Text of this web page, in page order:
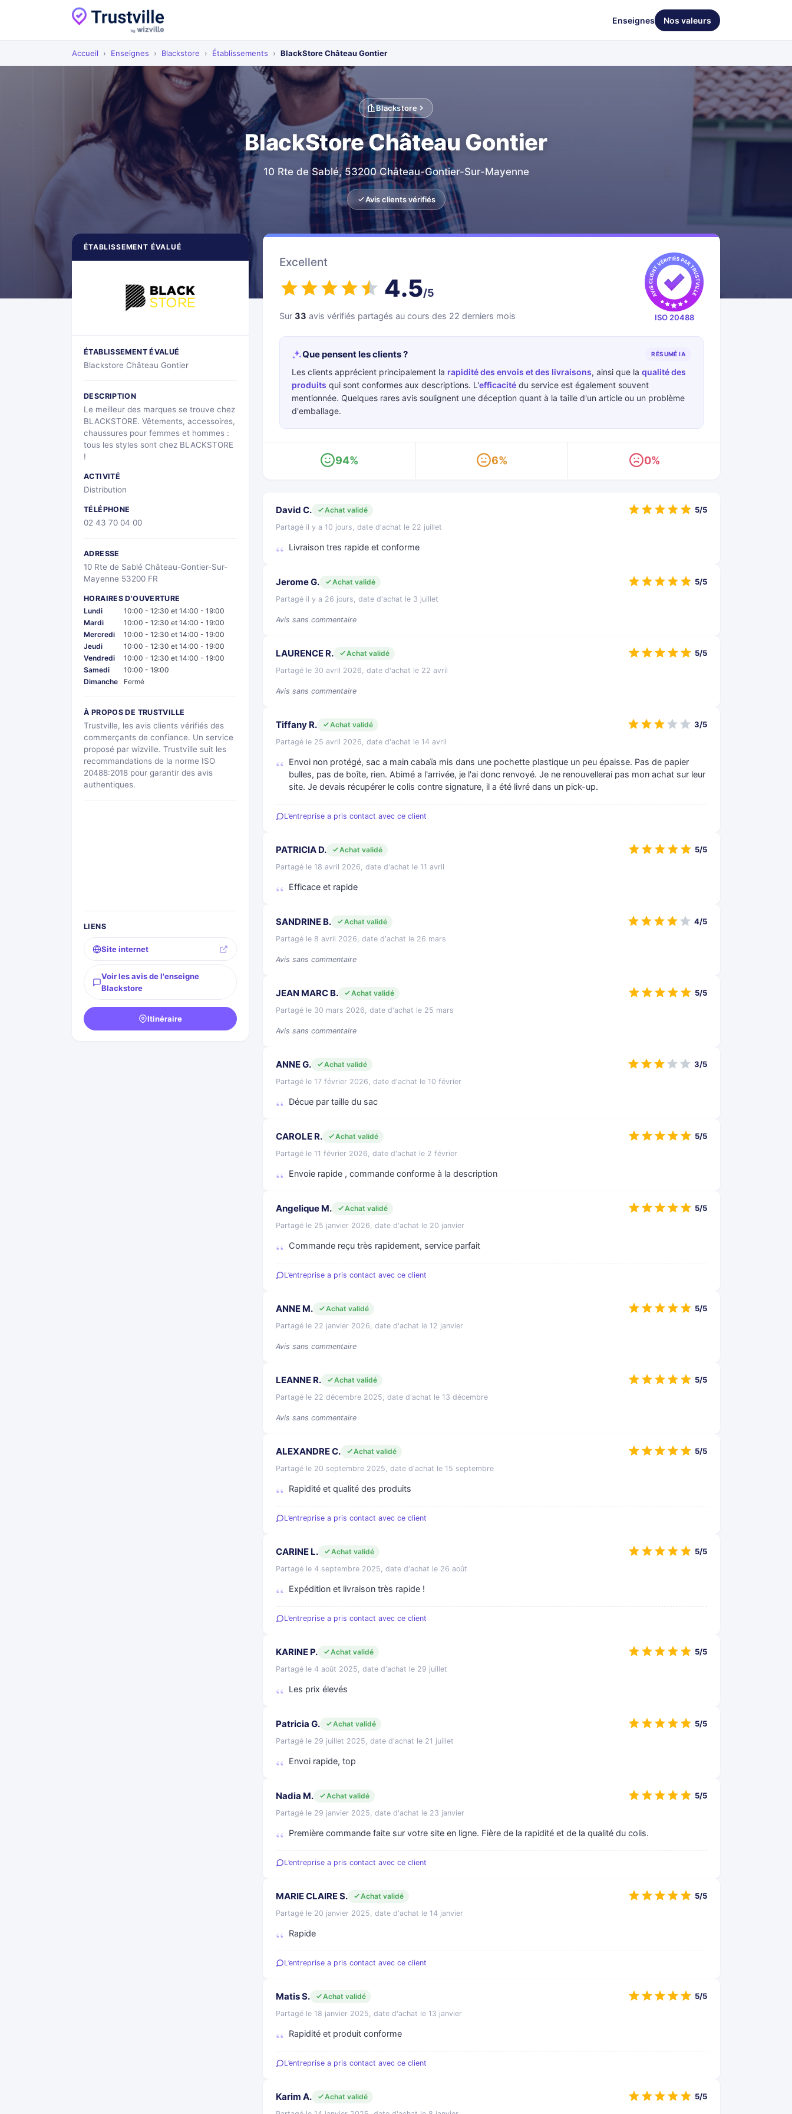
Enseignes Nos valeurs
Accueil › Enseignes › Blackstore › Établissements › BlackStore Château Gontier
Blackstore
BlackStore Château Gontier
10 Rte de Sablé, 53200 Château-Gontier-Sur-Mayenne
Avis clients vérifiés
ÉTABLISSEMENT ÉVALUÉ
ÉTABLISSEMENT ÉVALUÉ
Blackstore Château Gontier
DESCRIPTION
Le meilleur des marques se trouve chez
BLACKSTORE. Vêtements, accessoires,
chaussures pour femmes et hommes :
tous les styles sont chez BLACKSTORE
!
ACTIVITÉ
Distribution
TÉLÉPHONE
02 43 70 04 00
ADRESSE
10 Rte de Sablé Château-Gontier-Sur-
Mayenne 53200 FR
HORAIRES D'OUVERTURE
Lundi
10:00 - 12:30 et 14:00 - 19:00
Mardi
10:00 - 12:30 et 14:00 - 19:00
Mercredi
10:00 - 12:30 et 14:00 - 19:00
Jeudi
10:00 - 12:30 et 14:00 - 19:00
Vendredi
10:00 - 12:30 et 14:00 - 19:00
Samedi
10:00 - 19:00
Dimanche
Fermé
À PROPOS DE TRUSTVILLE
Trustville, les avis clients vérifiés des
commerçants de confiance. Un service
proposé par wizville. Trustville suit les
recommandations de la norme ISO
20488:2018 pour garantir des avis
authentiques.
LIENS
Site internet
Voir les avis de l'enseigne
Blackstore
Itinéraire
Excellent
4.5/5
Sur 33 avis vérifiés partagés au cours des 22 derniers mois ISO 20488
Que pensent les clients ? RÉSUMÉ IA
Les clients apprécient principalement la rapidité des envois et des livraisons, ainsi que la qualité des
produits qui sont conformes aux descriptions. L'efficacité du service est également souvent
mentionnée. Quelques rares avis soulignent une déception quant à la taille d'un article ou un problème
d'emballage.
94% 6% 0%
David C.
Achat validé
Partagé il y a 10 jours, date d'achat le 22 juillet
Livraison tres rapide et conforme
5/5
Jerome G.
Achat validé
Partagé il y a 26 jours, date d'achat le 3 juillet
Avis sans commentaire
5/5
LAURENCE R.
Achat validé
Partagé le 30 avril 2026, date d'achat le 22 avril
Avis sans commentaire
5/5
Tiffany R.
Achat validé
Partagé le 25 avril 2026, date d'achat le 14 avril
Envoi non protégé, sac a main cabaïa mis dans une pochette plastique un peu épaisse. Pas de papier
bulles, pas de boîte, rien. Abimé a l'arrivée, je l'ai donc renvoyé. Je ne renouvellerai pas mon achat sur leur
site. Je devais récupérer le colis contre signature, il a été livré dans un pick-up.
3/5
L’entreprise a pris contact avec ce client
PATRICIA D.
Achat validé
Partagé le 18 avril 2026, date d'achat le 11 avril
Efficace et rapide
5/5
SANDRINE B.
Achat validé
Partagé le 8 avril 2026, date d'achat le 26 mars
Avis sans commentaire
4/5
JEAN MARC B.
Achat validé
Partagé le 30 mars 2026, date d'achat le 25 mars
Avis sans commentaire
5/5
ANNE G.
Achat validé
Partagé le 17 février 2026, date d'achat le 10 février
Décue par taille du sac
3/5
CAROLE R.
Achat validé
Partagé le 11 février 2026, date d'achat le 2 février
Envoie rapide , commande conforme à la description
5/5
Angelique M.
Achat validé
Partagé le 25 janvier 2026, date d'achat le 20 janvier
Commande reçu très rapidement, service parfait
5/5
L’entreprise a pris contact avec ce client
ANNE M.
Achat validé
Partagé le 22 janvier 2026, date d'achat le 12 janvier
Avis sans commentaire
5/5
LEANNE R.
Achat validé
Partagé le 22 décembre 2025, date d'achat le 13 décembre
Avis sans commentaire
5/5
ALEXANDRE C.
Achat validé
Partagé le 20 septembre 2025, date d'achat le 15 septembre
Rapidité et qualité des produits
5/5
L’entreprise a pris contact avec ce client
CARINE L.
Achat validé
Partagé le 4 septembre 2025, date d'achat le 26 août
Expédition et livraison très rapide !
5/5
L’entreprise a pris contact avec ce client
KARINE P.
Achat validé
Partagé le 4 août 2025, date d'achat le 29 juillet
Les prix élevés
5/5
Patricia G.
Achat validé
Partagé le 29 juillet 2025, date d'achat le 21 juillet
Envoi rapide, top
5/5
Nadia M.
Achat validé
Partagé le 29 janvier 2025, date d'achat le 23 janvier
Première commande faite sur votre site en ligne. Fière de la rapidité et de la qualité du colis.
5/5
L’entreprise a pris contact avec ce client
MARIE CLAIRE S.
Achat validé
Partagé le 20 janvier 2025, date d'achat le 14 janvier
Rapide
5/5
L’entreprise a pris contact avec ce client
Matis S.
Achat validé
Partagé le 18 janvier 2025, date d'achat le 13 janvier
Rapidité et produit conforme
5/5
L’entreprise a pris contact avec ce client
Karim A.
Achat validé
5/5